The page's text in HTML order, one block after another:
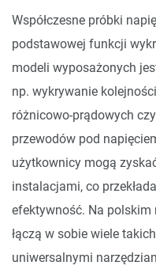
Współczesne próbki
podstawowej funkcji
modeli wyposażonych
np. wykrywanie
różnicowo-prądowych
przewodów pod
użytkownicy mogą
instalacjami, co
efektywność. Na polskim
łączą w sobie wiele
uniwersalnymi